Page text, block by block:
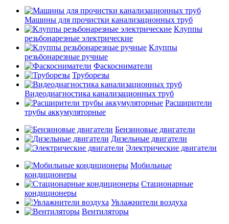
Машины для прочистки канализационных труб
Клуппы
резьбонарезные электрические
Клуппы
резьбонарезные ручные
Фаскосниматели
Труборезы
Видеодиагностика канализационных труб
Расширители
трубы аккумуляторные
Бензиновые двигатели
Дизельные двигатели
Электрические двигатели
Мобильные
кондиционеры
Стационарные
кондиционеры
Увлажнители воздуха
Вентиляторы